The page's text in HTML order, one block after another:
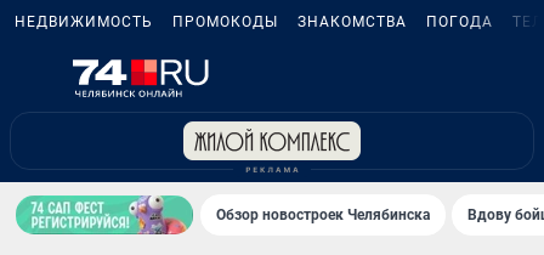
НЕДВИЖИМОСТЬ ПРОМОКОДЫ ЗНАКОМСТВА ПОГОДА
Обзор новостроек Челябинска Вдову